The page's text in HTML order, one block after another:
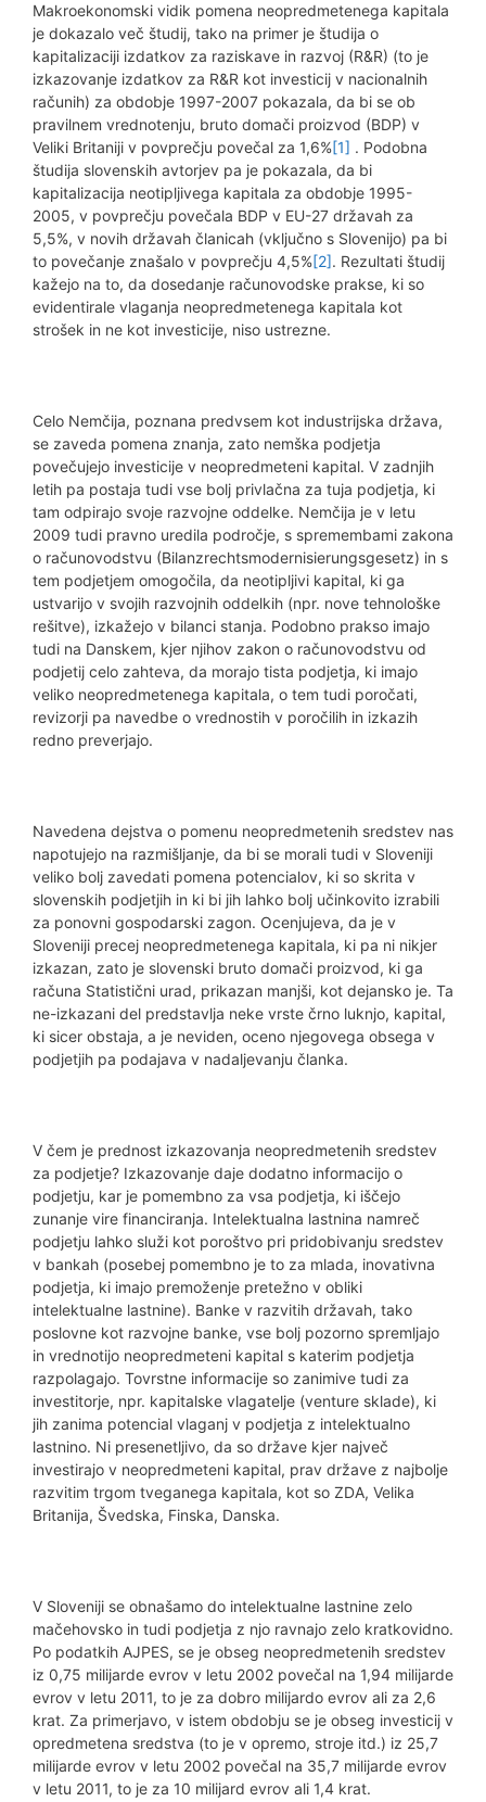
Makroekonomski vidik pomena neopredmetenega kapitala
je dokazalo več študij, tako na primer je študija o
kapitalizaciji izdatkov za raziskave in razvoj (R&R) (to je
izkazovanje izdatkov za R&R kot investicij v nacionalnih
računih) za obdobje 1997-2007 pokazala, da bi se ob
pravilnem vrednotenju, bruto domači proizvod (BDP) v
Veliki Britaniji v povprečju povečal za 1,6%[1] . Podobna
študija slovenskih avtorjev pa je pokazala, da bi
kapitalizacija neotipljivega kapitala za obdobje 1995-
2005, v povprečju povečala BDP v EU-27 državah za
5,5%, v novih državah članicah (vključno s Slovenijo) pa bi
to povečanje znašalo v povprečju 4,5%[2]. Rezultati študij
kažejo na to, da dosedanje računovodske prakse, ki so
evidentirale vlaganja neopredmetenega kapitala kot
strošek in ne kot investicije, niso ustrezne.
Celo Nemčija, poznana predvsem kot industrijska država,
se zaveda pomena znanja, zato nemška podjetja
povečujejo investicije v neopredmeteni kapital. V zadnjih
letih pa postaja tudi vse bolj privlačna za tuja podjetja, ki
tam odpirajo svoje razvojne oddelke. Nemčija je v letu
2009 tudi pravno uredila področje, s spremembami zakona
o računovodstvu (Bilanzrechtsmodernisierungsgesetz) in s
tem podjetjem omogočila, da neotipljivi kapital, ki ga
ustvarijo v svojih razvojnih oddelkih (npr. nove tehnološke
rešitve), izkažejo v bilanci stanja. Podobno prakso imajo
tudi na Danskem, kjer njihov zakon o računovodstvu od
podjetij celo zahteva, da morajo tista podjetja, ki imajo
veliko neopredmetenega kapitala, o tem tudi poročati,
revizorji pa navedbe o vrednostih v poročilih in izkazih
redno preverjajo.
Navedena dejstva o pomenu neopredmetenih sredstev nas
napotujejo na razmišljanje, da bi se morali tudi v Sloveniji
veliko bolj zavedati pomena potencialov, ki so skrita v
slovenskih podjetjih in ki bi jih lahko bolj učinkovito izrabili
za ponovni gospodarski zagon. Ocenjujeva, da je v
Sloveniji precej neopredmetenega kapitala, ki pa ni nikjer
izkazan, zato je slovenski bruto domači proizvod, ki ga
računa Statistični urad, prikazan manjši, kot dejansko je. Ta
ne-izkazani del predstavlja neke vrste črno luknjo, kapital,
ki sicer obstaja, a je neviden, oceno njegovega obsega v
podjetjih pa podajava v nadaljevanju članka.
V čem je prednost izkazovanja neopredmetenih sredstev
za podjetje? Izkazovanje daje dodatno informacijo o
podjetju, kar je pomembno za vsa podjetja, ki iščejo
zunanje vire financiranja. Intelektualna lastnina namreč
podjetju lahko služi kot poroštvo pri pridobivanju sredstev
v bankah (posebej pomembno je to za mlada, inovativna
podjetja, ki imajo premoženje pretežno v obliki
intelektualne lastnine). Banke v razvitih državah, tako
poslovne kot razvojne banke, vse bolj pozorno spremljajo
in vrednotijo neopredmeteni kapital s katerim podjetja
razpolagajo. Tovrstne informacije so zanimive tudi za
investitorje, npr. kapitalske vlagatelje (venture sklade), ki
jih zanima potencial vlaganj v podjetja z intelektualno
lastnino. Ni presenetljivo, da so države kjer največ
investirajo v neopredmeteni kapital, prav države z najbolje
razvitim trgom tveganega kapitala, kot so ZDA, Velika
Britanija, Švedska, Finska, Danska.
V Sloveniji se obnašamo do intelektualne lastnine zelo
mačehovsko in tudi podjetja z njo ravnajo zelo kratkovidno.
Po podatkih AJPES, se je obseg neopredmetenih sredstev
iz 0,75 milijarde evrov v letu 2002 povečal na 1,94 milijarde
evrov v letu 2011, to je za dobro milijardo evrov ali za 2,6
krat. Za primerjavo, v istem obdobju se je obseg investicij v
opredmetena sredstva (to je v opremo, stroje itd.) iz 25,7
milijarde evrov v letu 2002 povečal na 35,7 milijarde evrov
v letu 2011, to je za 10 milijard evrov ali 1,4 krat.